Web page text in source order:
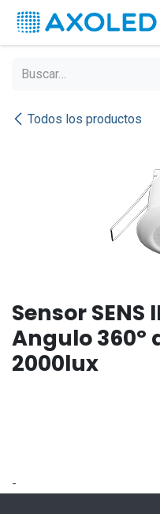
Ir al contenido
Todos los productos
Sensor
Angulo 360º
2000lux
-